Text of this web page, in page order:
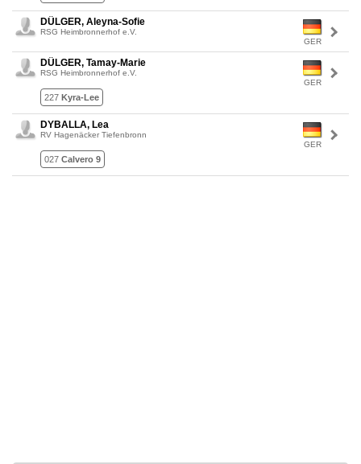
GER
DÜLGER, Aleyna-Sofie
RSG Heimbronnerhof e.V.
GER
DÜLGER, Tamay-Marie
RSG Heimbronnerhof e.V.
227 Kyra-Lee
GER
DYBALLA, Lea
RV Hagenäcker Tiefenbronn
027 Calvero 9